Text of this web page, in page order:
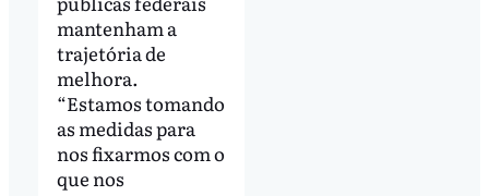
mantenham a
trajetória de
melhora.
“Estamos tomando
as medidas para
nos fixarmos com o
que nos